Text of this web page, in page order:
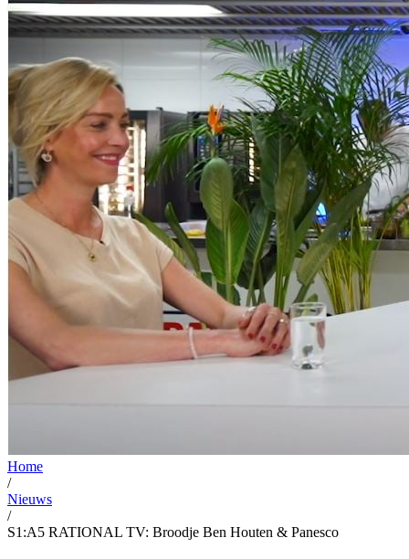
Home
/
Nieuws
/
S1:A5 RATIONAL TV: Broodje Ben Houten & Panesco